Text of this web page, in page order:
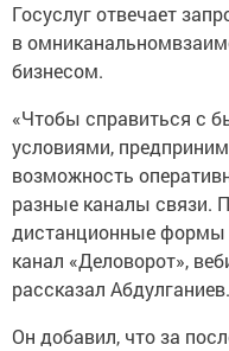
Госуслуг отвечает
в
бизнесом.
«Чтобы справиться с
условиями,
возможность
разные каналы связи.
дистанционные формы
канал «Деловорот»,
рассказал Абдулганиев.
Он добавил, что за